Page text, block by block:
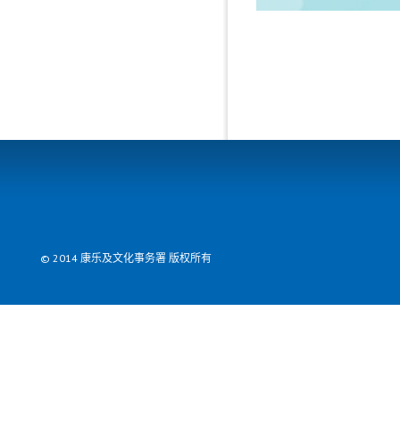
© 2014 康乐及文化事务署 版权所有